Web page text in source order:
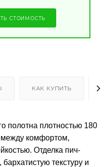
СТОИМОСТЬ
КАК КУПИТЬ
полотна плотностью 180
комфортом,
Отделка пич-
текстуру и